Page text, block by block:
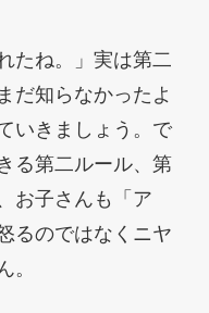
たね。」実は第二
だ知らなかったよ
いきましょう。で
る第二ルール、第
お子さんも「ア
るのではなくニヤ
。